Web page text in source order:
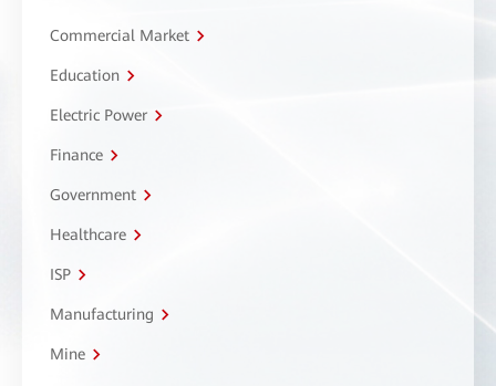
Commercial Market
Education
Electric Power
Finance
Government
Healthcare
ISP
Manufacturing
Mine